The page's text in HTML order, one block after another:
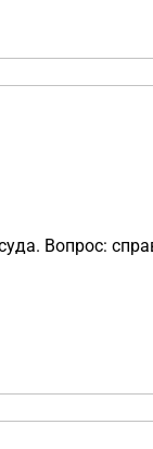
Вопрос: